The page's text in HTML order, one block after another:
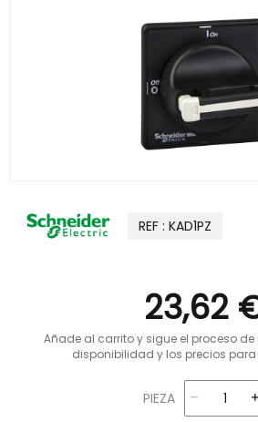
REF : KAD1PZ
23,62
Añade al carrito y sigue el proceso
disponibilidad y los precios para
PIEZA